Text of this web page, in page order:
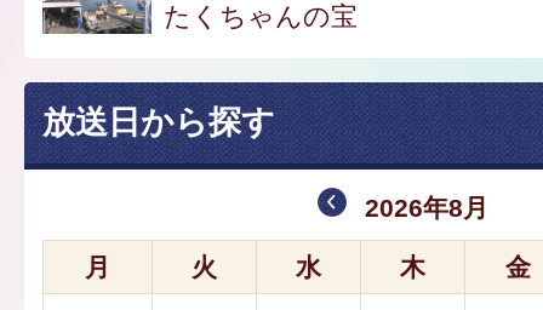
たくちゃんの宝
放送日から探す
2026年8月
月 火 水 木 金